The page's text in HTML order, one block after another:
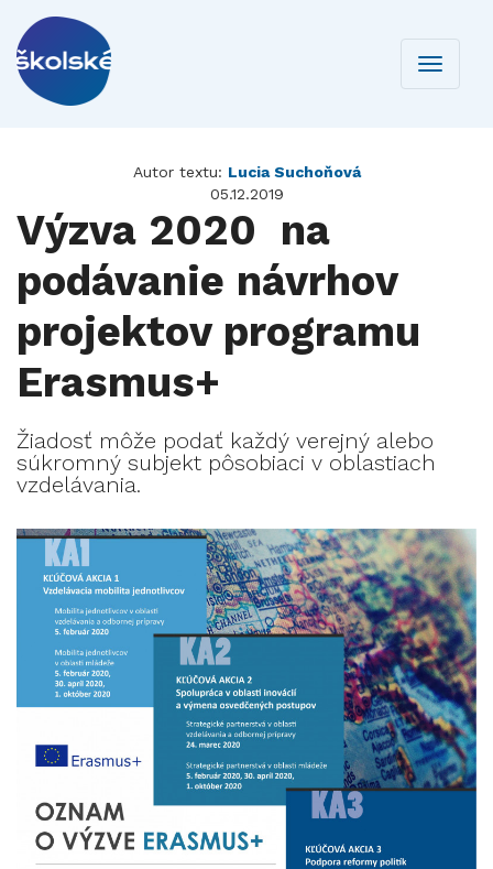
Toggle
Autor textu: Lucia Suchoňová
05.12.2019
Výzva 2020 na
podávanie návrhov
projektov programu
Erasmus+
Žiadosť môže podať každý verejný alebo
súkromný subjekt pôsobiaci v oblastiach
vzdelávania.